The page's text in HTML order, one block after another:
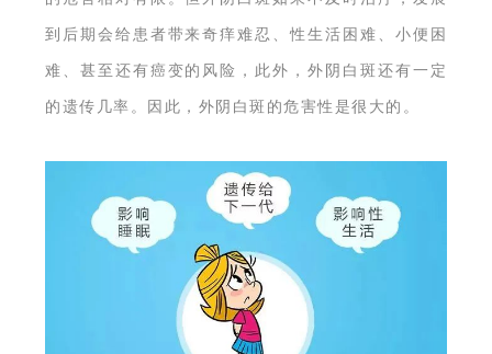
到后期会给患者带来奇痒难忍、性生活困难、小便困
难、甚至还有癌变的风险，此外，外阴白斑还有一定
的遗传几率。因此，外阴白斑的危害性是很大的。